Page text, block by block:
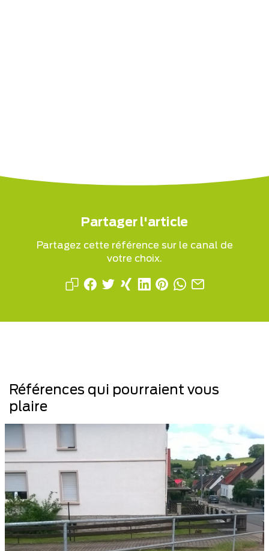
Partager l'article
Partagez cette référence sur le canal de
votre choix.
Références qui pourraient vous
plaire